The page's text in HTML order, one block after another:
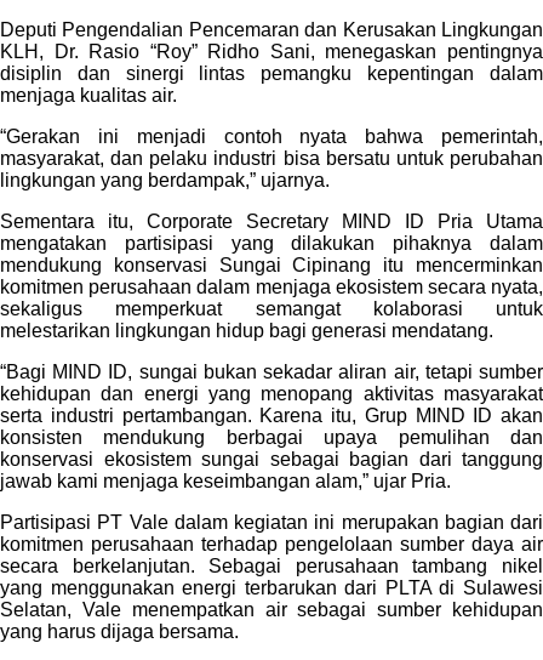
Deputi Pengendalian Pencemaran dan Kerusakan Lingkungan
KLH, Dr. Rasio “Roy” Ridho Sani, menegaskan pentingnya
disiplin dan sinergi lintas pemangku kepentingan dalam
menjaga kualitas air.
“Gerakan ini menjadi contoh nyata bahwa pemerintah,
masyarakat, dan pelaku industri bisa bersatu untuk perubahan
lingkungan yang berdampak,” ujarnya.
Sementara itu, Corporate Secretary MIND ID Pria Utama
mengatakan partisipasi yang dilakukan pihaknya dalam
mendukung konservasi Sungai Cipinang itu mencerminkan
komitmen perusahaan dalam menjaga ekosistem secara nyata,
sekaligus memperkuat semangat kolaborasi untuk
melestarikan lingkungan hidup bagi generasi mendatang.
“Bagi MIND ID, sungai bukan sekadar aliran air, tetapi sumber
kehidupan dan energi yang menopang aktivitas masyarakat
serta industri pertambangan. Karena itu, Grup MIND ID akan
konsisten mendukung berbagai upaya pemulihan dan
konservasi ekosistem sungai sebagai bagian dari tanggung
jawab kami menjaga keseimbangan alam,” ujar Pria.
Partisipasi PT Vale dalam kegiatan ini merupakan bagian dari
komitmen perusahaan terhadap pengelolaan sumber daya air
secara berkelanjutan. Sebagai perusahaan tambang nikel
yang menggunakan energi terbarukan dari PLTA di Sulawesi
Selatan, Vale menempatkan air sebagai sumber kehidupan
yang harus dijaga bersama.